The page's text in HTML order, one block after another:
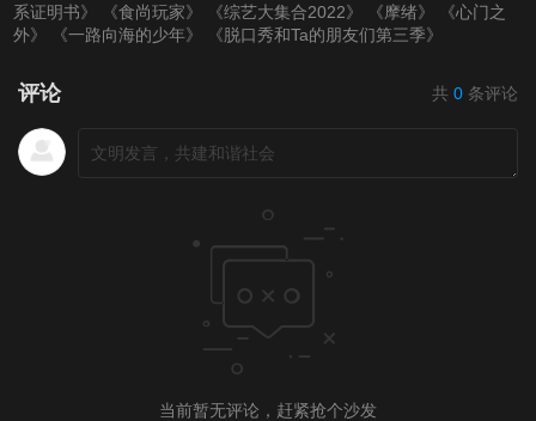
系证明书》
《食尚玩家》 《综艺大集合2022》 《摩绪》
《心门之
外》
《一路向海的少年》 《脱口秀和Ta的朋友们第三季》
评论 共 0 条评论
当前暂无评论，赶紧抢个沙发